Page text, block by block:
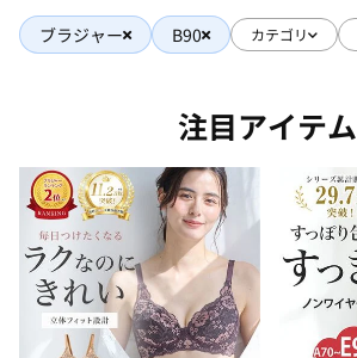
ブラジャー B90 カテゴリ
注目アイテム